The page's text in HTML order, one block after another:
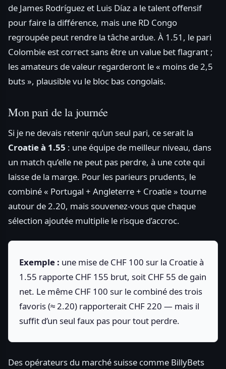
de James Rodríguez et Luis Díaz a le talent offensif
pour faire la différence, mais une RD Congo
regroupée peut rendre la tâche ardue. À 1.51, le pari
Colombie est correct sans être un value bet flagrant ;
les amateurs de valeur regarderont le « moins de 2,5
buts », plausible vu le bloc bas congolais.
Mon pari de la journée
Si je ne devais retenir qu’un seul pari, ce serait la
Croatie à 1.55 : une équipe de meilleur niveau, dans
un match qu’elle ne peut pas perdre, à une cote qui
laisse de la marge. Pour les parieurs prudents, le
combiné « Portugal + Angleterre + Croatie » tourne
autour de 2.20, mais souvenez-vous que chaque
sélection ajoutée multiplie le risque d’accroc.
Exemple : une mise de CHF 100 sur la Croatie à
1.55 rapporte CHF 155 brut, soit CHF 55 de gain
net. Le même CHF 100 sur le combiné des trois
favoris (≈ 2.20) rapporterait CHF 220 — mais il
suffit d’un seul faux pas pour tout perdre.
Des opérateurs du marché suisse comme BillyBets